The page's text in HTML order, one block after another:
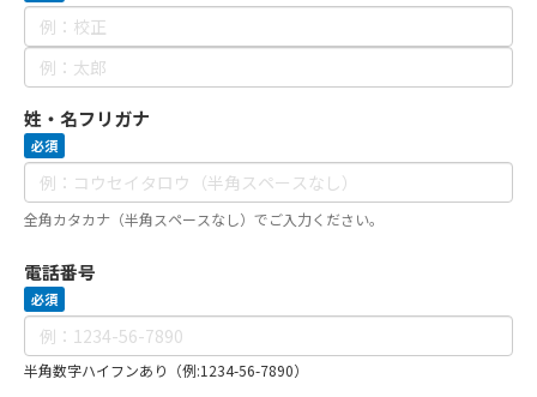
姓・名フリガナ
必須
全角カタカナ（半角スペースなし）でご入力ください。
電話番号
必須
半角数字ハイフンあり（例:1234-56-7890）